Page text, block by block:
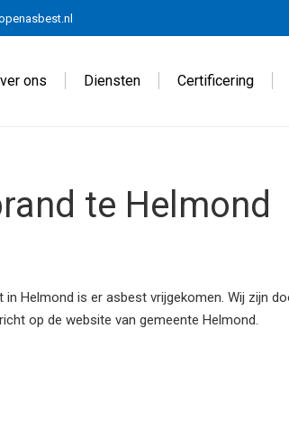
ons Diensten Certificering
te Helmond
Helmond is er asbest vrijgekomen. Wij zijn
op de website van gemeente Helmond.